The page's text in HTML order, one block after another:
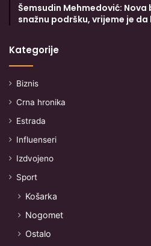
Šemsudin Mehmedović:
snažnu podršku, vrijeme je
Kategorije
Biznis
Crna hronika
Estrada
Influenseri
Izdvojeno
Sport
Košarka
Nogomet
Ostalo